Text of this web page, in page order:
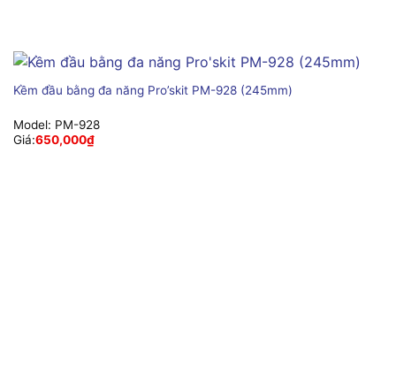
Kềm đầu bằng đa năng Pro’skit PM-928 (245mm)
Model: PM-928
Giá:650,000₫